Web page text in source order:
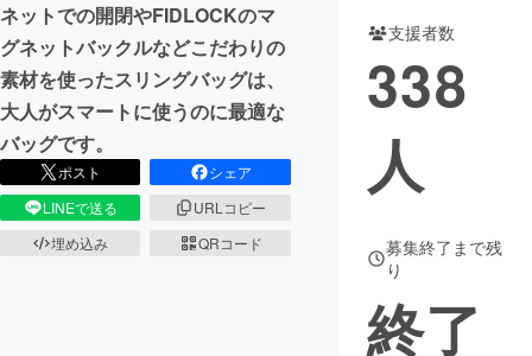
ネットでの開閉やFIDLOCKのマ
グネットバックルなどこだわりの
素材を使ったスリングバッグは、
大人がスマートに使うのに最適な
バッグです。
ポスト
シェア
LINEで送る
URLコピー
埋め込み
QRコード
支援者数
338
人
募集終了まで残
り
終了